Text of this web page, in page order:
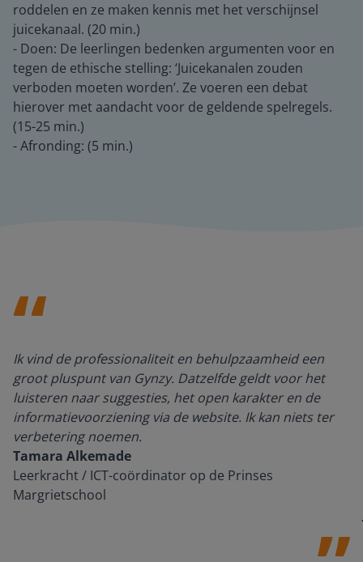
roddelen en ze maken kennis met het verschijnsel
juicekanaal. (20 min.)
- Doen: De leerlingen bedenken argumenten voor en
tegen de ethische stelling: ‘Juicekanalen zouden
verboden moeten worden’. Ze voeren een debat
hierover met aandacht voor de geldende spelregels.
(15-25 min.)
- Afronding: (5 min.)
Ik vind de professionaliteit en behulpzaamheid een
groot pluspunt van Gynzy. Datzelfde geldt voor het
luisteren naar suggesties, het open karakter en de
informatievoorziening via de website. Ik kan niets ter
verbetering noemen.
Tamara Alkemade
Leerkracht / ICT-coördinator op de Prinses
Margrietschool